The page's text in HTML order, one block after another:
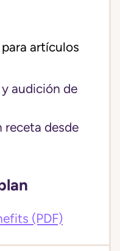
artículos
audición de
receta desde
(PDF)